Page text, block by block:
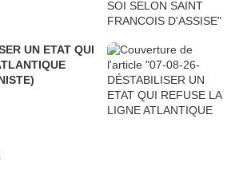
UN ETAT QUI